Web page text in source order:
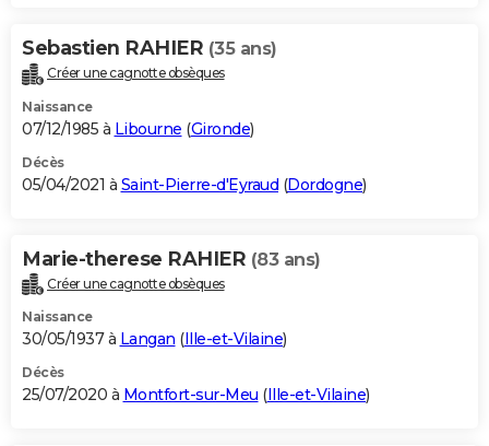
Sebastien RAHIER (35 ans)
Créer une cagnotte obsèques
Naissance
07/12/1985 à Libourne (Gironde)
Décès
05/04/2021 à Saint-Pierre-d'Eyraud (Dordogne)
Marie-therese RAHIER (83 ans)
Créer une cagnotte obsèques
Naissance
30/05/1937 à Langan (Ille-et-Vilaine)
Décès
25/07/2020 à Montfort-sur-Meu (Ille-et-Vilaine)